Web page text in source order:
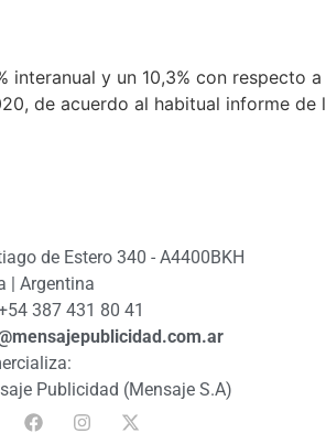
y un 10,3% con respecto
de acuerdo al habitual informe de
de Estero 340 - A4400BKH
| Argentina
387 431 80 41
Publicidad (Mensaje S.A)